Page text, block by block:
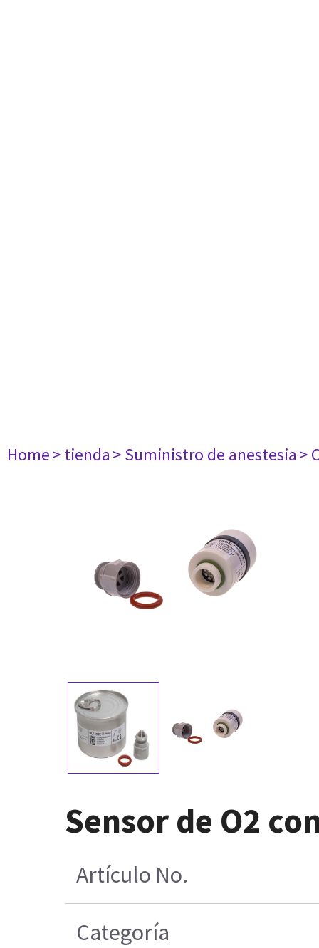
Home> tienda> Suministro de anestesia>
Sensor de O2
Artículo No.
Categoría